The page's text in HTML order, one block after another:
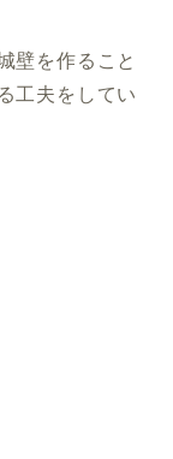
壁を作ること
工夫をしてい